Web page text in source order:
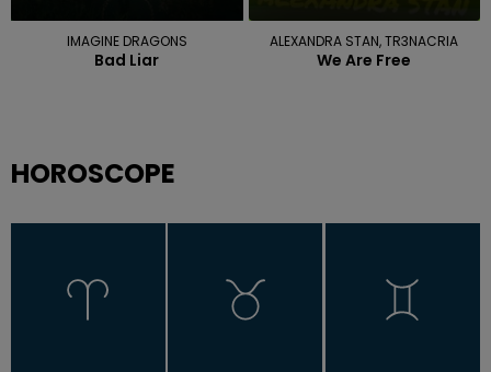
IMAGINE DRAGONS
Bad Liar
ALEXANDRA STAN, TR3NACRIA
We Are Free
HOROSCOPE